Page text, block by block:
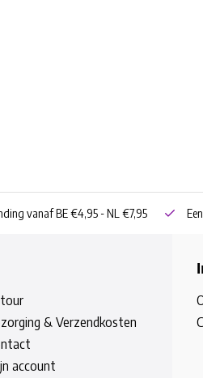
vanaf BE €4,95 - NL €7,95
& Verzendkosten
account